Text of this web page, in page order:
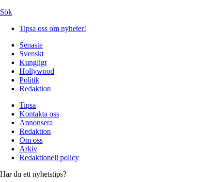
Sök
Tipsa oss om nyheter!
Senaste
Svenskt
Kungligt
Hollywood
Politik
Redaktion
Tipsa
Kontakta oss
Annonsera
Redaktion
Om oss
Arkiv
Redaktionell policy
Har du ett nyhetstips?